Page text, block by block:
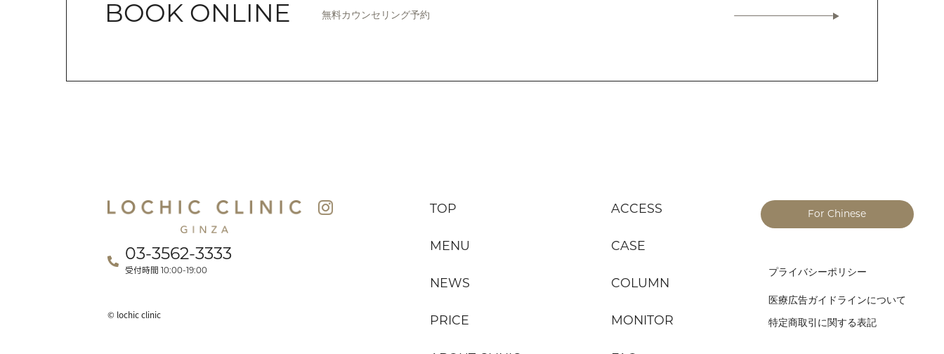
BOOK ONLINE 無料カウンセリング予約
03-3562-3333
受付時間 10:00-19:00
© lochic clinic
TOP ACCESS
MENU CASE
NEWS COLUMN
PRICE MONITOR
For Chinese
プライバシーポリシー
医療広告ガイドラインについて
特定商取引に関する表記